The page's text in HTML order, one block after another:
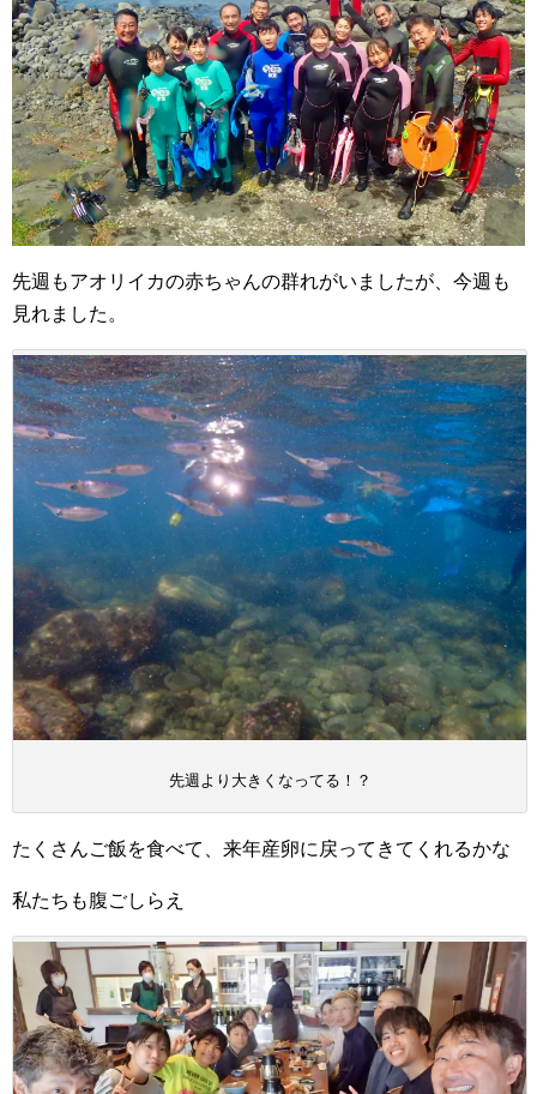
先週もアオリイカの赤ちゃんの群れがいましたが、今週も
見れました。
先週より大きくなってる！？
たくさんご飯を食べて、来年産卵に戻ってきてくれるかな
私たちも腹ごしらえ